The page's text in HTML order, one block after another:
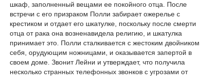
шкаф, заполненный вещами ее покойного отца. После
встречи с его призраком Полли забирает ожерелье с
крестиком и отдает его шкатулке, поскольку после смерти
отца от рака она возненавидела религию, и шкатулка
принимает это. Полли сталкивается с жестоким двойником
себя, орудующим ножницами, и оказывается запертой в
своем доме. Звонит Лейни и утверждает, что получила
несколько странных телефонных звонков с угрозами от